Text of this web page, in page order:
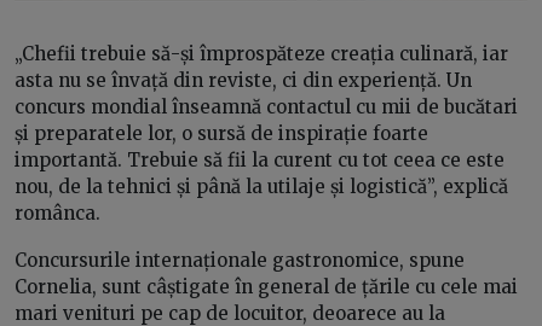
„Chefii trebuie să-și împrospăteze creația culinară, iar
asta nu se învață din reviste, ci din experiență. Un
concurs mondial înseamnă contactul cu mii de bucătari
și preparatele lor, o sursă de inspirație foarte
importantă. Trebuie să fii la curent cu tot ceea ce este
nou, de la tehnici și până la utilaje și logistică”, explică
românca.
Concursurile internaționale gastronomice, spune
Cornelia, sunt câștigate în general de țările cu cele mai
mari venituri pe cap de locuitor, deoarece au la